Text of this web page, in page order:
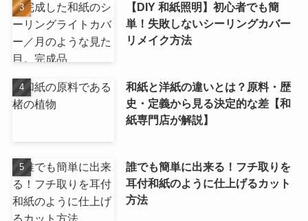
【DIY 和紙照明】初心者でも簡
単！失敗しないシーリングカバー
リメイク方法
和紙と洋紙の違いとは？原料・歴
史・定義から見る決定的な差【和
紙専門店が解説】
誰でも簡単に出来る！フチ取りを
耳付和紙のように仕上げるカット
方法